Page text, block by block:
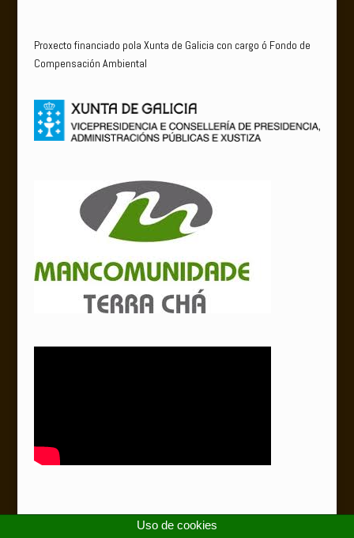
Proxecto financiado pola Xunta de Galicia con cargo ó Fondo de
Compensación Ambiental
Uso de cookies